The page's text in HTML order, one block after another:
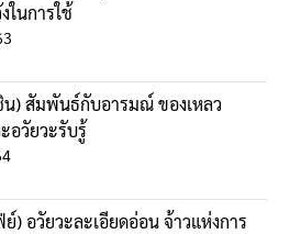
ในการใช้
น) สัมพันธ์กับอารมณ์ ของเหลว
อวัยวะรับรู้
) อวัยวะละเอียดอ่อน จ้าวแห่งการ